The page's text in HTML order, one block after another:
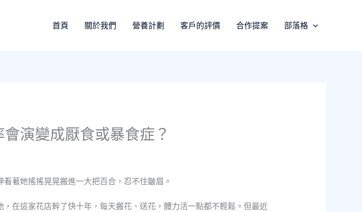
首頁 關於我們 營養計劃 客戶的評價 合作提案 部落格
演變成厭食或暴食症？
著她搖搖晃晃搬進一大把百合，忍不住皺眉。
在這家花店幹了快十年，每天搬花、送花，體力活一點都不輕鬆。但最近